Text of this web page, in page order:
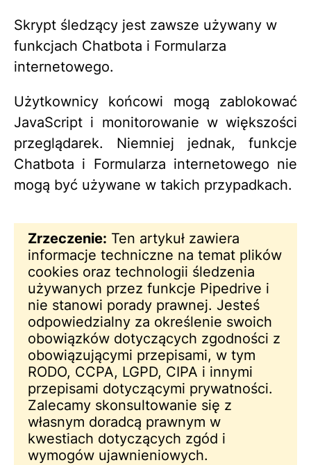
Skrypt śledzący jest zawsze używany w
funkcjach Chatbota i Formularza
internetowego.
Użytkownicy końcowi mogą zablokować
JavaScript i monitorowanie w większości
przeglądarek. Niemniej jednak, funkcje
Chatbota i Formularza internetowego nie
mogą być używane w takich przypadkach.
Zrzeczenie: Ten artykuł zawiera
informacje techniczne na temat plików
cookies oraz technologii śledzenia
używanych przez funkcje Pipedrive i
nie stanowi porady prawnej. Jesteś
odpowiedzialny za określenie swoich
obowiązków dotyczących zgodności z
obowiązującymi przepisami, w tym
RODO, CCPA, LGPD, CIPA i innymi
przepisami dotyczącymi prywatności.
Zalecamy skonsultowanie się z
własnym doradcą prawnym w
kwestiach dotyczących zgód i
wymogów ujawnieniowych.